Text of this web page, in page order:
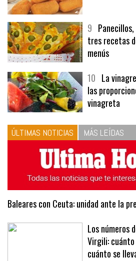
9
tres recetas
menús
10 La
las
vinagreta
ÚLTIMAS NOTICIAS MÁS LEÍDAS
Baleares con Ceuta: unidad ante la
Los números
Virgili:
cuánto se